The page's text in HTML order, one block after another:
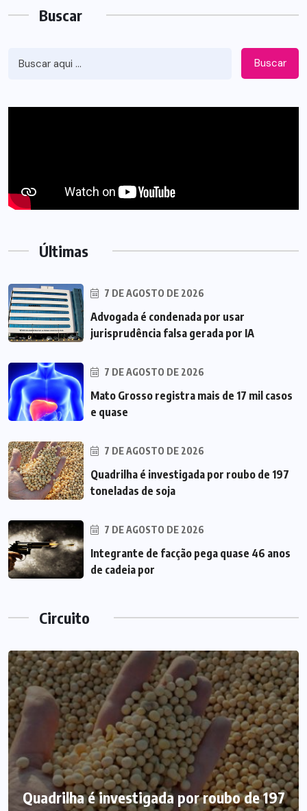
Buscar
Buscar
Últimas
7 DE AGOSTO DE 2026
Advogada é condenada por usar
jurisprudência falsa gerada por IA
7 DE AGOSTO DE 2026
Mato Grosso registra mais de 17 mil casos
e quase
7 DE AGOSTO DE 2026
Quadrilha é investigada por roubo de 197
toneladas de soja
7 DE AGOSTO DE 2026
Integrante de facção pega quase 46 anos
de cadeia por
Circuito
Quadrilha é investigada por roubo de 197